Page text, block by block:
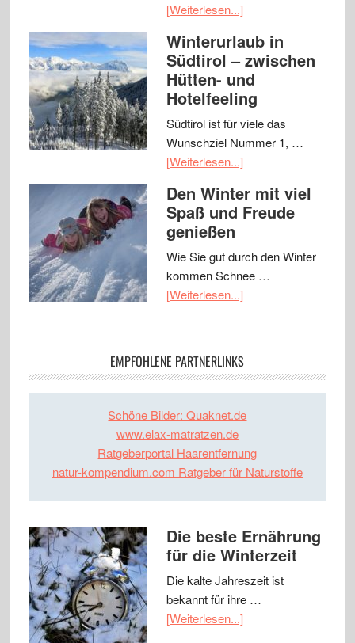
[Weiterlesen...]
Winterurlaub in
Südtirol – zwischen
Hütten- und
Hotelfeeling
Südtirol ist für viele das
Wunschziel Nummer 1, …
[Weiterlesen...]
Den Winter mit viel
Spaß und Freude
genießen
Wie Sie gut durch den Winter
kommen Schnee …
[Weiterlesen...]
EMPFOHLENE PARTNERLINKS
Schöne Bilder: Quaknet.de
www.elax-matratzen.de
Ratgeberportal Haarentfernung
natur-kompendium.com Ratgeber für Naturstoffe
Die beste Ernährung
für die Winterzeit
Die kalte Jahreszeit ist
bekannt für ihre …
[Weiterlesen...]